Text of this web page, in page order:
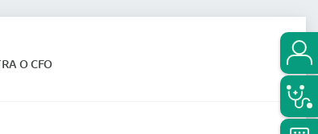
O CFO